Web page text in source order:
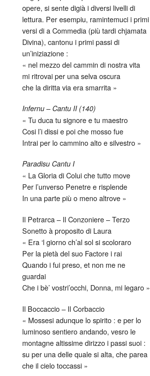
opere, si sente digià i diversi livelli di
lettura. Per esempiu, ramintemuci i primi
versi di a Commedia (più tardi chjamata
Divina), cantonu i primi passi di
un’iniziazione :
« nel mezzo del cammin di nostra vita
mi ritrovai per una selva oscura
che la diritta via era smarrita »
Infernu – Cantu II (140)
« Tu duca tu signore e tu maestro
Cosi l’i dissi e poi che mosso fue
Intrai per lo cammino alto e silvestro »
Paradisu Cantu I
« La Gloria di Colui che tutto move
Per l’unverso Penetre e risplende
In una parte più o meno altrove »
Il Petrarca – Il Conzoniere – Terzo
Sonetto à proposito di Laura
« Era ‘l giorno ch’al sol si scoloraro
Per la pietà del suo Factore i rai
Quando i fui preso, et non me ne
guardai
Che i bè’ vostri’occhi, Donna, mi legaro »
Il Boccaccio – Il Corbaccio
« Mossesi adunque lo spirito : e per lo
luminoso sentiero andando, vesro le
montagne altissime dirizzo i passi suoi :
su per una delle quale si alta, che parea
che il cielo toccassi »